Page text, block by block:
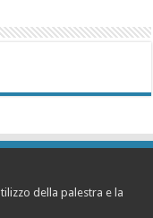
della palestra e la